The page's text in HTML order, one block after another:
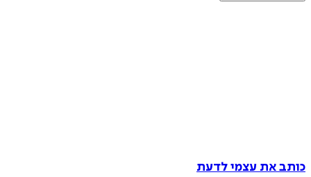
כותב את עצמי לדעת